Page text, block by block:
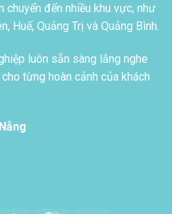
chuyển đến nhiều khu vực, như
Huế, Quảng Trị và Quảng Bình.
luôn sẵn sàng lắng nghe
từng hoàn cảnh của khách